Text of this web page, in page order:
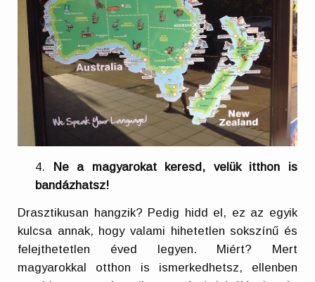
Ne a magyarokat keresd, velük itthon is
bandázhatsz!
Drasztikusan hangzik? Pedig hidd el, ez az egyik
kulcsa annak, hogy valami hihetetlen sokszínű és
felejthetetlen éved legyen. Miért? Mert
magyarokkal otthon is ismerkedhetsz, ellenben